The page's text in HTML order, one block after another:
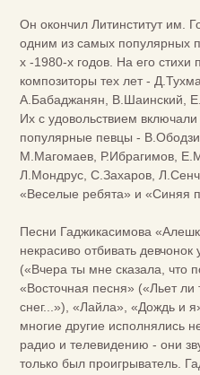
Он окончил Литинститут им.
одним из самых популярных
х -1980-х годов. На его стихи
композиторы тех лет -
А.Бабаджанян, В.Шаинский,
Их с удовольствием
популярные певцы -
М.Магомаев, Р.Ибрагимов,
Л.Мондрус, С.Захаров,
«Веселые ребята» и «Синяя
Песни Гаджикасимова
некрасиво отбивать
(«Вчера ты мне сказала, что
«Восточная песня» («Льет
снег...»), «Лайла», «Дождь и
многие другие исполнялись
радио и телевидению - они
только был проигрыватель.